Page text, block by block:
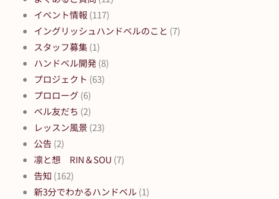
イベント情報 (117)
イングリッシュハンドベルのこと (7)
スタッフ募集(1)
ハンドベル開発(8)
プロジェクト (63)
プロローグ(6)
ベル友だち (2)
レッスン風景 (23)
公告(2)
凛と想 RIN＆SOU (7)
告知 (162)
新3分でわかるハンドベル (1)